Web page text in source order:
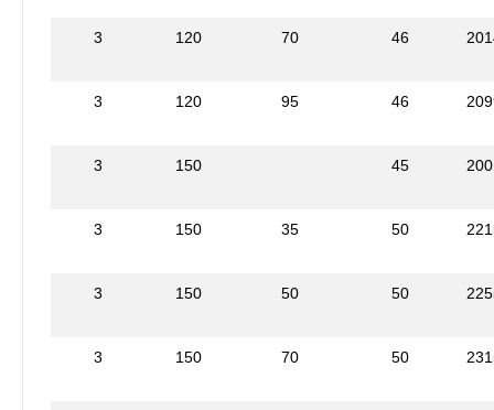
3 120 70 46
3 120 95 46
3 150 45
3 150 35 50
3 150 50 50
3 150 70 50